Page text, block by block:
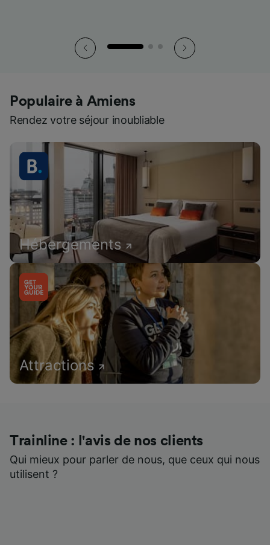
Populaire à Amiens
Rendez votre séjour inoubliable
Hébergements
Attractions
Trainline : l'avis de nos clients
Qui mieux pour parler de nous, que ceux qui nous
utilisent ?